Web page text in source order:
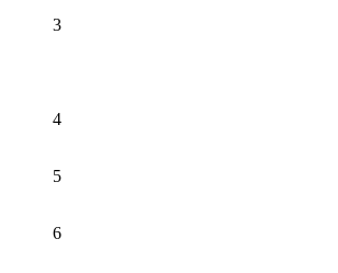
3
4
5
6